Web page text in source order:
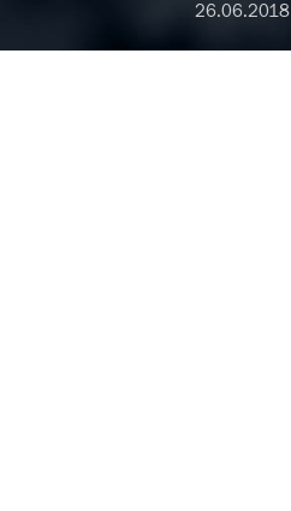
26.06.2018